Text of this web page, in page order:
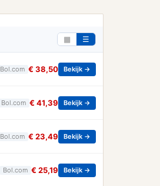
▦ ☰
Bol.com € 38,50 Bekijk →
Bol.com € 41,39 Bekijk →
Bol.com € 23,49 Bekijk →
Bol.com € 25,19 Bekijk →